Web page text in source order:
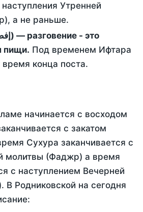
Утренней
а не раньше.
пищи. Под временем Ифтара
конца поста.
начинается с восходом
с закатом
Сухура заканчивается с
молитвы (Фаджр) а время
с наступлением Вечерней
В Родниковской на сегодня